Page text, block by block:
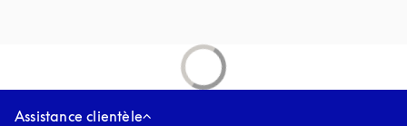
Assistance clientèle